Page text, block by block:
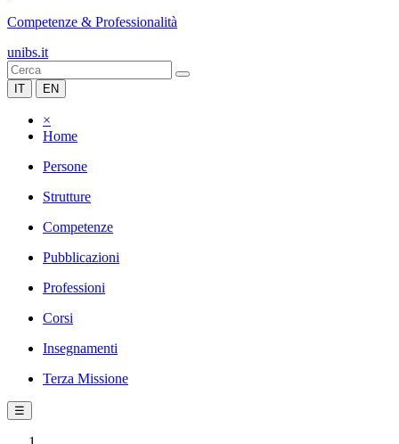
Competenze & Professionalità
unibs.it
IT EN
×
Home
Persone
Strutture
Competenze
Pubblicazioni
Professioni
Corsi
Insegnamenti
Terza Missione
☰